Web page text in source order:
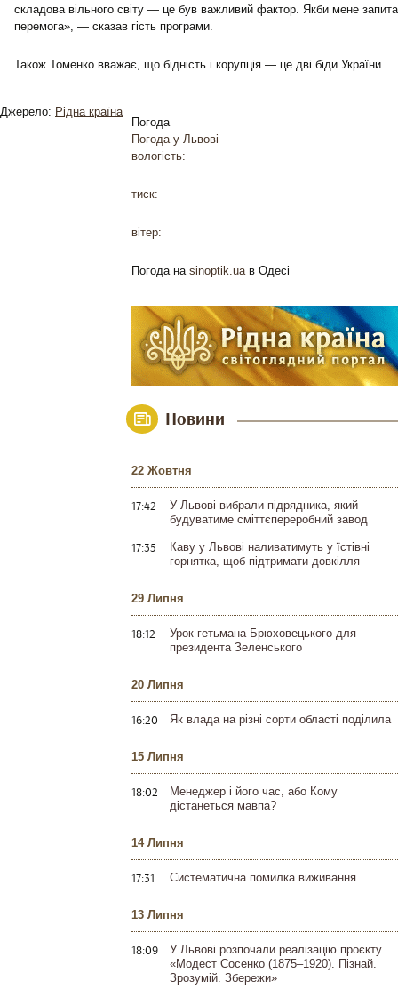
складова вільного світу — це був важливий фактор. Якби мене
перемога», — сказав гість програми.
Також Томенко вважає, що бідність і корупція — це дві біди України.
Джерело: Рідна країна
Погода
Погода у Львові
вологість:
тиск:
вітер:
Погода на sinoptik.uaв Одесі
Новини
22 Жовтня
17:42
У Львові вибрали підрядника, який
будуватиме сміттєпереробний завод
17:35
Каву у Львові наливатимуть у їстівні
горнятка, щоб підтримати довкілля
29 Липня
18:12
Урок гетьмана Брюховецького для
президента Зеленського
20 Липня
16:20 Як влада на різні сорти області поділила
15 Липня
18:02
Менеджер і його час, або Кому
дістанеться мавпа?
14 Липня
17:31 Систематична помилка виживання
13 Липня
18:09
У Львові розпочали реалізацію проєкту
«Модест Сосенко (1875–1920). Пізнай.
Зрозумій. Збережи»